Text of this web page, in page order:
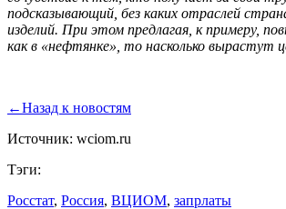
подсказывающий, без каких отраслей
изделий. При этом предлагая, к примеру,
как в «нефтянке», то насколько вырастут
←Назад к новостям
Источник: wciom.ru
Тэги:
Росстат, Россия, ВЦИОМ, запрлаты